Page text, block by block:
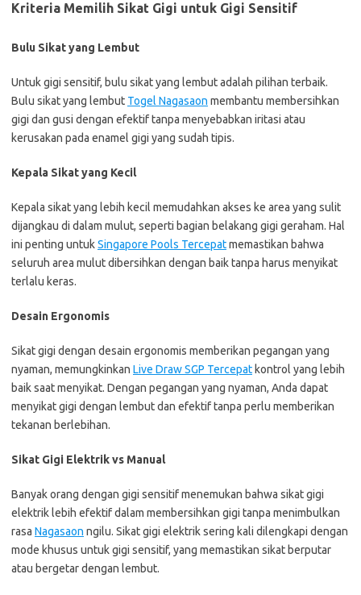
Kriteria Memilih Sikat Gigi untuk Gigi Sensitif
Bulu Sikat yang Lembut
Untuk gigi sensitif, bulu sikat yang lembut adalah pilihan terbaik.
Bulu sikat yang lembut Togel Nagasaon membantu membersihkan
gigi dan gusi dengan efektif tanpa menyebabkan iritasi atau
kerusakan pada enamel gigi yang sudah tipis.
Kepala Sikat yang Kecil
Kepala sikat yang lebih kecil memudahkan akses ke area yang sulit
dijangkau di dalam mulut, seperti bagian belakang gigi geraham. Hal
ini penting untukSingapore Pools Tercepatmemastikan bahwa
seluruh area mulut dibersihkan dengan baik tanpa harus menyikat
terlalu keras.
Desain Ergonomis
Sikat gigi dengan desain ergonomis memberikan pegangan yang
nyaman, memungkinkan Live Draw SGP Tercepat kontrol yang lebih
baik saat menyikat. Dengan pegangan yang nyaman, Anda dapat
menyikat gigi dengan lembut dan efektif tanpa perlu memberikan
tekanan berlebihan.
Sikat Gigi Elektrik vs Manual
Banyak orang dengan gigi sensitif menemukan bahwa sikat gigi
elektrik lebih efektif dalam membersihkan gigi tanpa menimbulkan
rasa Nagasaon ngilu. Sikat gigi elektrik sering kali dilengkapi dengan
mode khusus untuk gigi sensitif, yang memastikan sikat berputar
atau bergetar dengan lembut.